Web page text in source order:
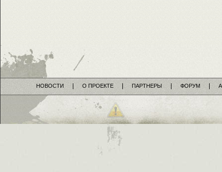
НОВОСТИ О ПРОЕКТЕ ПАРТНЕРЫ ФОРУМ